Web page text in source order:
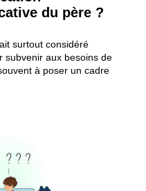
du père ?
surtout considéré
subvenir aux besoins de
à poser un cadre
rôles, on attend des